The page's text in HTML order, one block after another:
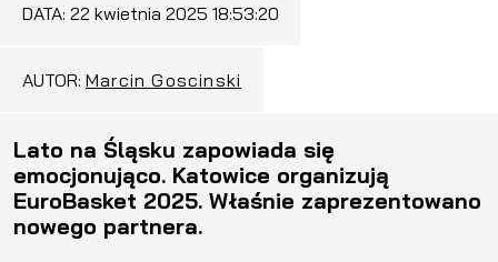
DATA: 22 kwietnia 2025 18:53:20
AUTOR: Marcin Goscinski
Lato na Śląsku zapowiada się
emocjonująco. Katowice organizują
EuroBasket 2025. Właśnie zaprezentowano
nowego partnera.